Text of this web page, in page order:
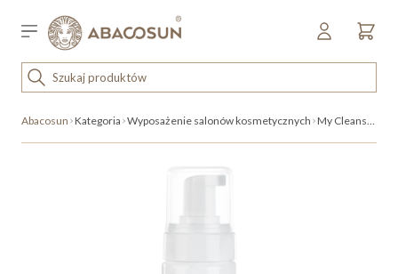
Sklep detaliczny
OUTLET
KOSMETYKI
Abacosun Kategoria Wyposażenie salonów kosmetycznych My Cleansing Mousse